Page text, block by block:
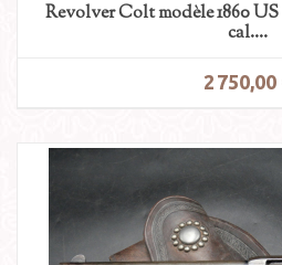
Revolver Colt modèle 1860
cal....
2 750,00